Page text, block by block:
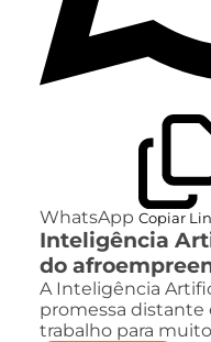
WhatsApp Copiar
Inteligência
do
A Inteligência
promessa distante
trabalho para